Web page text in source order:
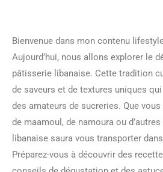
Bienvenue dans mon contenu
Aujourd’hui, nous allons explorer le
pâtisserie libanaise. Cette tradition
de saveurs et de textures uniques
des amateurs de sucreries. Que
de maamoul, de namoura ou
libanaise saura vous transporter
Préparez-vous à découvrir des